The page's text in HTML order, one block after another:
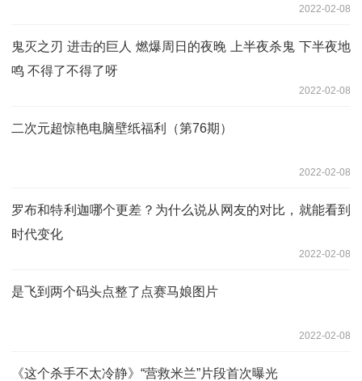
2022-02-08
鬼灭之刃 进击的巨人 燃爆周日的夜晚 上半夜杀鬼 下半夜地
鸣 不得了不得了呀
2022-02-08
二次元超惊艳电脑壁纸福利（第76期）
2022-02-08
罗布和特利迦哪个更差？为什么说从网友的对比，就能看到
时代变化
2022-02-08
是飞到两个码头点整了点赛马娘图片
2022-02-08
《这个杀手不太冷静》“营救米兰”片段首次曝光